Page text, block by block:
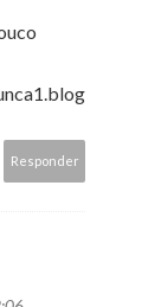
Responder